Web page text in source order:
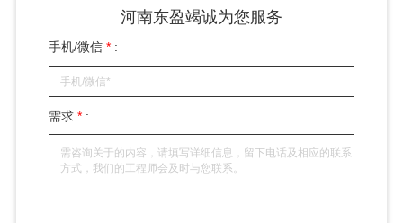
河南东盈竭诚为您服务
手机/微信* :
需求* :